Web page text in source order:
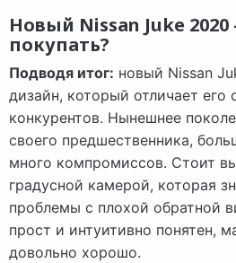
Новый Nissan Juke
покупать?
Подводя итог: новый Nissan
дизайн, который отличает его
конкурентов. Нынешнее
своего предшественника,
много компромиссов. Стоит
градусной камерой, которая
проблемы с плохой обратной
прост и интуитивно понятен,
довольно хорошо.